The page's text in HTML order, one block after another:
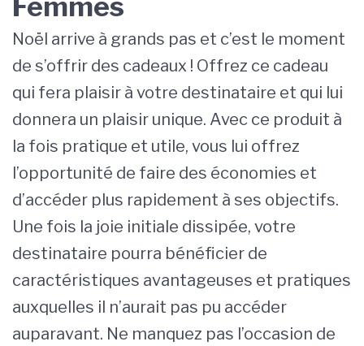
Noël arrive à grands pas et c’est le moment
de s’offrir des cadeaux ! Offrez ce cadeau
qui fera plaisir à votre destinataire et qui lui
donnera un plaisir unique. Avec ce produit à
la fois pratique et utile, vous lui offrez
l’opportunité de faire des économies et
d’accéder plus rapidement à ses objectifs.
Une fois la joie initiale dissipée, votre
destinataire pourra bénéficier de
caractéristiques avantageuses et pratiques
auxquelles il n’aurait pas pu accéder
auparavant. Ne manquez pas l’occasion de